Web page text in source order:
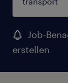
Job-
erstellen